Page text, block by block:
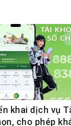
khai dịch vụ
cho phép